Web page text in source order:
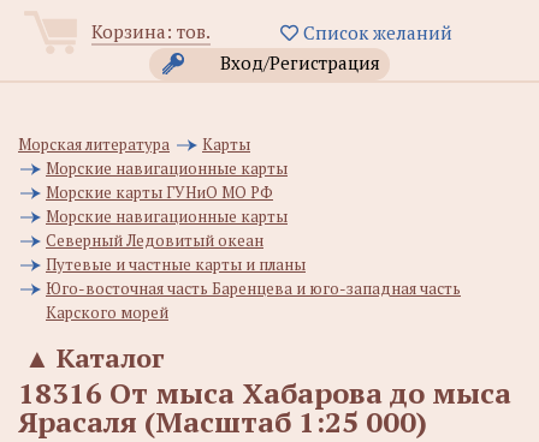
Корзина: тов.
Список желаний
Вход/Регистрация
Морская литература
Карты
Морские навигационные карты
Морские карты ГУНиО МО РФ
Морские навигационные карты
Северный Ледовитый океан
Путевые и частные карты и планы
Юго-восточная часть Баренцева и юго-западная часть
Карского морей
Каталог
▲
18316 От мыса Хабарова до мыса
Ярасаля (Масштаб 1:25 000)